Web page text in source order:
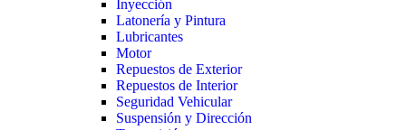
Inyección
Latonería y Pintura
Lubricantes
Motor
Repuestos de Exterior
Repuestos de Interior
Seguridad Vehicular
Suspensión y Dirección